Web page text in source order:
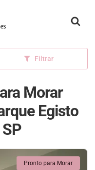
Filtrar
Morar
Egisto
Pronto para Morar